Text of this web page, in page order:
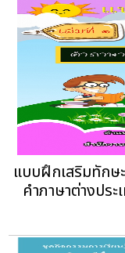
แบบฝึกเสริมทักษ
คำภาษาต่างปร